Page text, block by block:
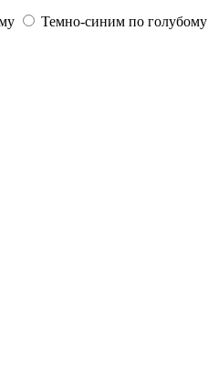
Темно-синим по голубому